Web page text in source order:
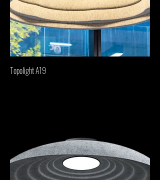
Topolight A19